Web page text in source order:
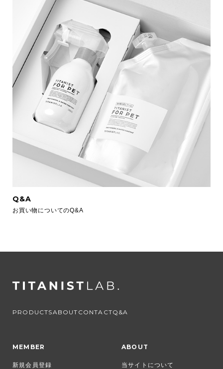
Q&A
お買い物についてのQ&A
PRODUCTSABOUT CONTACTQ&A
MEMBER
新規会員登録
ABOUT
当サイトについて